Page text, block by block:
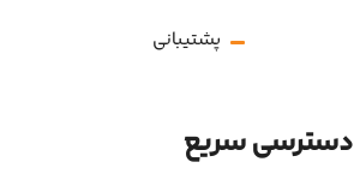
پشتیبانی
دسترسی سریع